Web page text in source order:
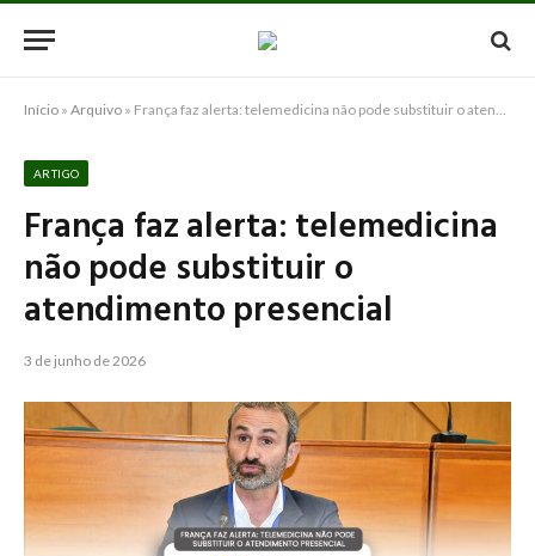
Início » Arquivo » França faz alerta: telemedicina não pode substituir o atendimento presencial
ARTIGO
França faz alerta: telemedicina
não pode substituir o
atendimento presencial
3 de junho de 2026